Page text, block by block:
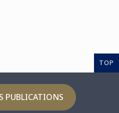
TOP
PUBLICATIONS